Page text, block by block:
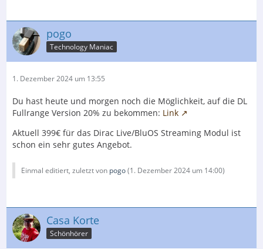
pogo
Technology Maniac
1. Dezember 2024 um 13:55
Du hast heute und morgen noch die Möglichkeit, auf die DL
Fullrange Version 20% zu bekommen: Link
Aktuell 399€ für das Dirac Live/BluOS Streaming Modul ist
schon ein sehr gutes Angebot.
Einmal editiert, zuletzt von pogo(1. Dezember 2024 um 14:00)
Casa Korte
Schönhörer